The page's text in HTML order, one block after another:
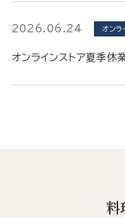
2026.06.24 オンラ
オンラインストア夏季休
料